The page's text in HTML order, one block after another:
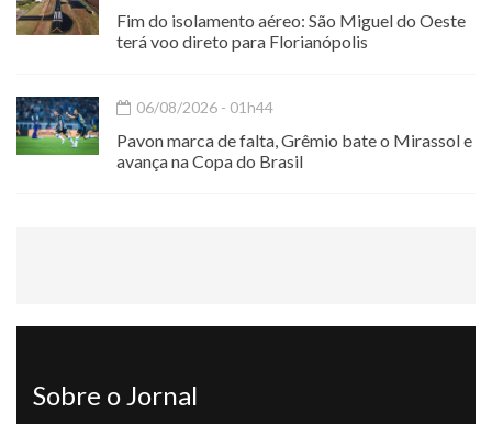
Fim do isolamento aéreo: São Miguel do Oeste
terá voo direto para Florianópolis
06/08/2026 - 01h44
Pavon marca de falta, Grêmio bate o Mirassol e
avança na Copa do Brasil
Sobre o Jornal